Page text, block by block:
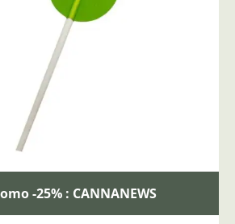
-25% : CANNANEWS